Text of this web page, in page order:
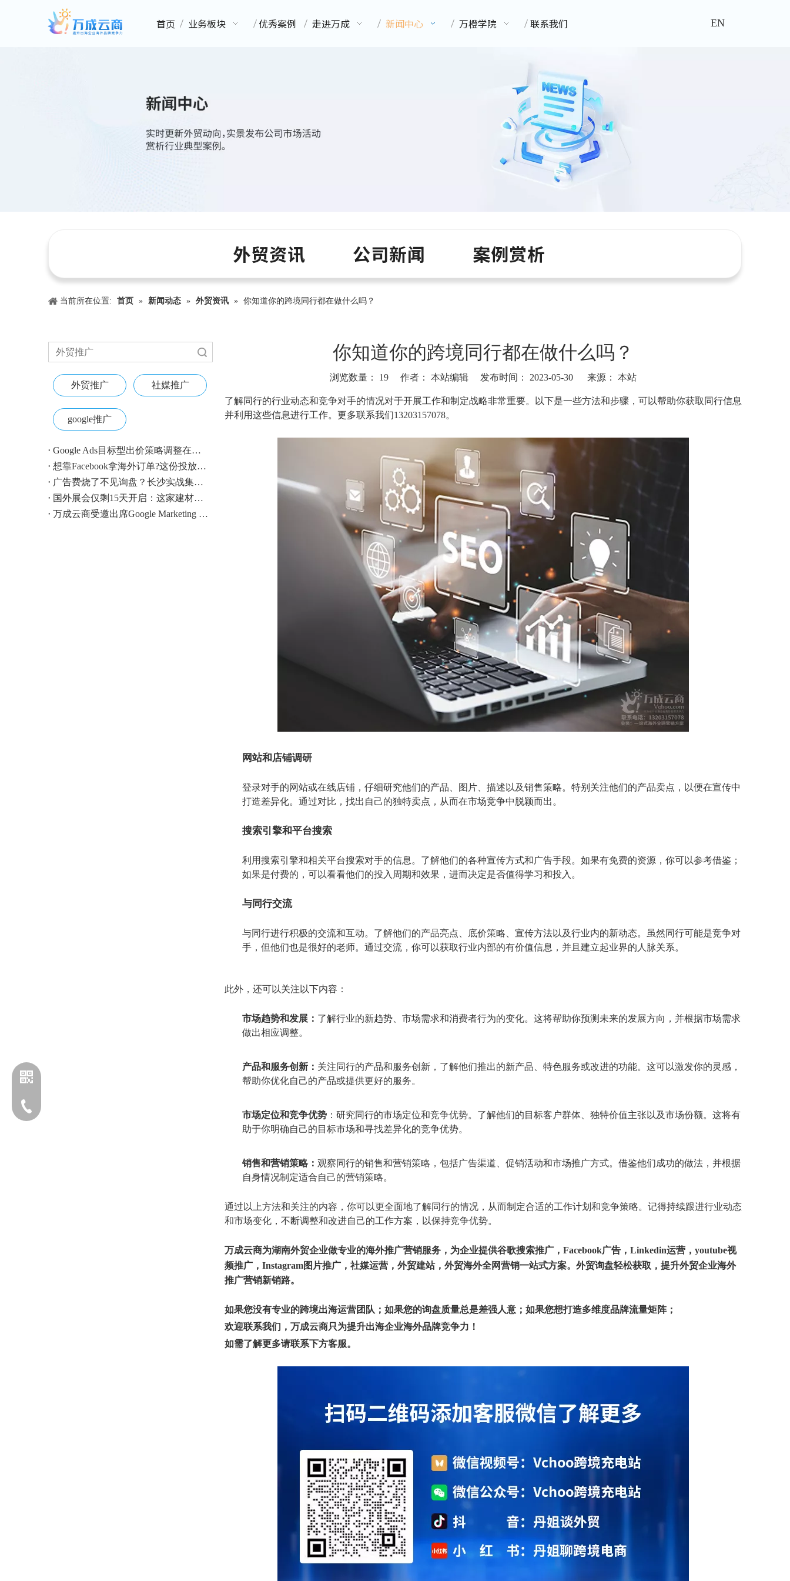
首页 业务板块 优秀案例 走进万成 新闻中心 万橙学院 联系我们 EN
外贸资讯 公司新闻 案例赏析
当前所在位置: 首页 » 新闻动态 » 外贸资讯 » 你知道你的跨境同行都在做什么吗？
外贸推广 社媒推广
google推广
Google Ads目标型出价策略调整在即：外贸账户请提前校准
想靠Facebook拿海外订单?这份投放指南收好
广告费烧了不见询盘？长沙实战集训即将开营，教您SEM投放+GEO流量收割，把预算变成真订单
国外展会仅剩15天开启：这家建材B2B企业如何用$4.1撬动近500条本地经销商线索？
万成云商受邀出席Google Marketing Live 2026，以AI之力领航出海增长新浪潮
你知道你的跨境同行都在做什么吗？
浏览数量： 19 作者： 本站编辑 发布时间： 2023-05-30 来源： 本站
了解同行的行业动态和竞争对手的情况对于开展工作和制定战略非常重要。以下是一些方法和步骤，可以帮助你获取同行信息
并利用这些信息进行工作。更多联系我们13203157078。
网站和店铺调研
登录对手的网站或在线店铺，仔细研究他们的产品、图片、描述以及销售策略。特别关注他们的产品卖点，以便在宣传中
打造差异化。通过对比，找出自己的独特卖点，从而在市场竞争中脱颖而出。
搜索引擎和平台搜索
利用搜索引擎和相关平台搜索对手的信息。了解他们的各种宣传方式和广告手段。如果有免费的资源，你可以参考借鉴；
如果是付费的，可以看看他们的投入周期和效果，进而决定是否值得学习和投入。
与同行交流
与同行进行积极的交流和互动。了解他们的产品亮点、底价策略、宣传方法以及行业内的新动态。虽然同行可能是竞争对
手，但他们也是很好的老师。通过交流，你可以获取行业内部的有价值信息，并且建立起业界的人脉关系。
此外，还可以关注以下内容：
市场趋势和发展： 了解行业的新趋势、市场需求和消费者行为的变化。这将帮助你预测未来的发展方向，并根据市场需求
做出相应调整。
产品和服务创新： 关注同行的产品和服务创新，了解他们推出的新产品、特色服务或改进的功能。这可以激发你的灵感，
帮助你优化自己的产品或提供更好的服务。
市场定位和竞争优势 ：研究同行的市场定位和竞争优势。了解他们的目标客户群体、独特价值主张以及市场份额。这将有
助于你明确自己的目标市场和寻找差异化的竞争优势。
销售和营销策略： 观察同行的销售和营销策略，包括广告渠道、促销活动和市场推广方式。借鉴他们成功的做法，并根据
自身情况制定适合自己的营销策略。
通过以上方法和关注的内容，你可以更全面地了解同行的情况，从而制定合适的工作计划和竞争策略。记得持续跟进行业动态
和市场变化，不断调整和改进自己的工作方案，以保持竞争优势。
万成云商为湖南外贸企业做专业的海外推广营销服务，为企业提供谷歌搜索推广 ， Facebook广告 ， Linkedin运营 ，youtube视
频推广，Instagram图片推广， 社媒运营 ， 外贸建站，外贸海外全网营销一站式方案。外贸询盘轻松获取，提升外贸企业海外
推广营销新销路。
如果您没有专业的跨境出海运营团队；如果您的询盘质量总是差强人意；如果您想打造多维度品牌流量矩阵；
欢迎联系我们，万成云商只为提升出海企业海外品牌竞争力！
如需了解更多请联系下方客服。